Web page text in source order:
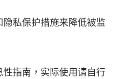
私保护措施来降低被监
性指南，实际使用请自行